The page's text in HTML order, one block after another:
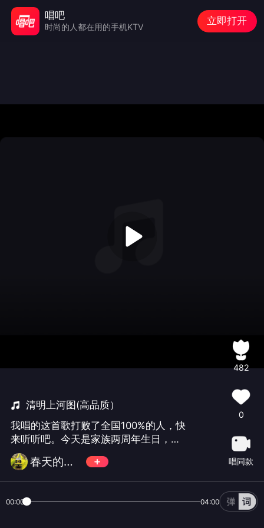
清明上河图(高品质）
我唱的这首歌打败了全国100%的人，快
来听听吧。今天是家族两周年生日，祝
家族永远长盛不衰，珍惜与大家相聚的
日子，你若不离我便不弃，一首李玉刚
的歌送给家人和朋友们，偿试了下反
春天的禾木
482
0
唱同款
00:00 04:00
唱吧
时尚的人都在用的手机KTV
立即打开